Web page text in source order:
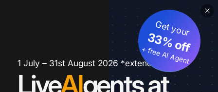
1 July – 31st August 2026 *extended
LiveAIgents at
Get your
33% off
+ free AI Agent